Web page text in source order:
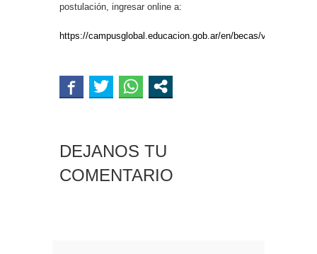
postulación, ingresar online a:
https://campusglobal.educacion.gob.ar/en/becas/ver/815
DEJANOS TU
COMENTARIO